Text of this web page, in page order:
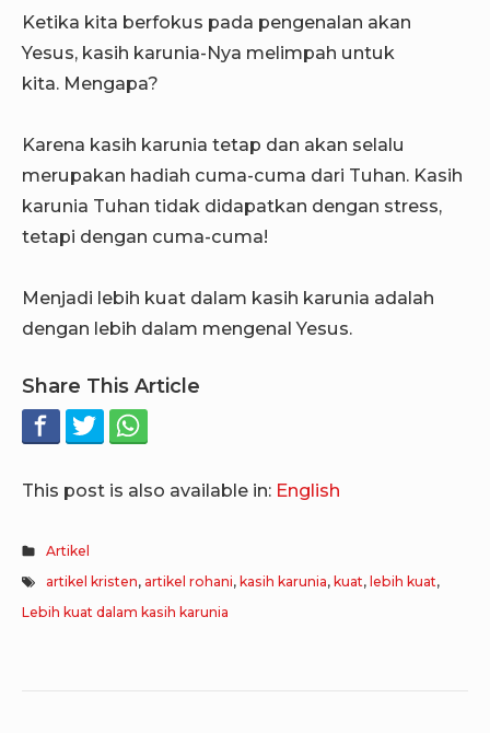
Ketika kita berfokus pada pengenalan akan
Yesus, kasih karunia-Nya melimpah untuk
kita. Mengapa?
Karena kasih karunia tetap dan akan selalu
merupakan hadiah cuma-cuma dari Tuhan. Kasih
karunia Tuhan tidak didapatkan dengan stress,
tetapi dengan cuma-cuma!
Menjadi lebih kuat dalam kasih karunia adalah
dengan lebih dalam mengenal Yesus.
Share This Article
This post is also available in: English
Artikel
artikel kristen, artikel rohani, kasih karunia, kuat, lebih kuat,
Lebih kuat dalam kasih karunia